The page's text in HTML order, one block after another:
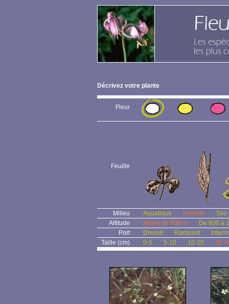
Décrivez votre plante
Fleur
Feuille
Milieu Aquatique Humide
Sec
Altitude
Moins de 600 m
De 600 à
Port
Dressé Rampant
Taille (cm)
0-5 5-10 10-20 20-